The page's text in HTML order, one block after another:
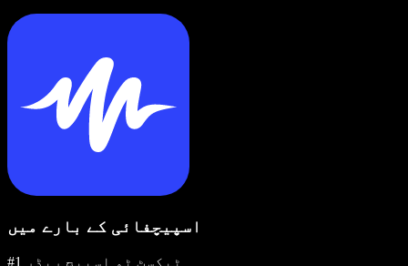
اسپیچفائی کے بارے میں
#1 ٹیکسٹ ٹو اسپیچ ریڈر